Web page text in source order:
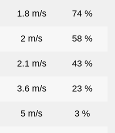
1.8 m/s 74 %
2 m/s 58 %
2.1 m/s 43 %
3.6 m/s 23 %
5 m/s 3 %